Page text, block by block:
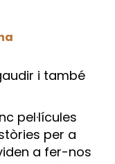
i també
pel·lícules
per a
a fer-nos